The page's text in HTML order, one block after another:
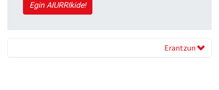
Egin AIURRIkide!
Erantzun